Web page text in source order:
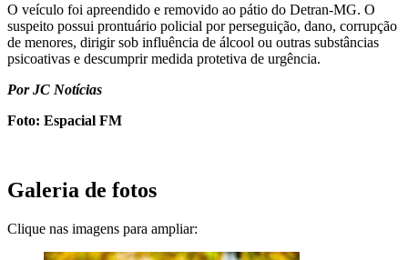
O veículo foi apreendido e removido ao pátio do Detran-MG. O
suspeito possui prontuário policial por perseguição, dano, corrupção
de menores, dirigir sob influência de álcool ou outras substâncias
psicoativas e descumprir medida protetiva de urgência.
Por JC Notícias
Foto: Espacial FM
Galeria de fotos
Clique nas imagens para ampliar: